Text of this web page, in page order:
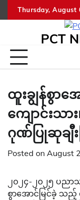
to
Thursday, August
PCT
ထူးချွန်စွာ
ကျောင်းသား
ဂုဏ်ပြုဆုချီး
Posted on August
၂၀၂၄-၂၀၂၅ ပညာ
စွာအောင်မြင်ခဲ့ သ